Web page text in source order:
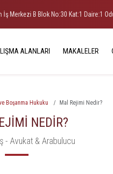
Merkezi B Blok No:30 Kat:1 Daire:1
ALANLARI MAKALELER
Boşanma Hukuku Mal Rejimi Nedir?
NEDIR?
- Avukat & Arabulucu